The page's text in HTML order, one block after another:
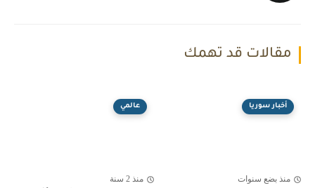
مقالات قد تهمك
أخبار سوريا
منذ بضع سنوات
عالمي
منذ 2 سنة